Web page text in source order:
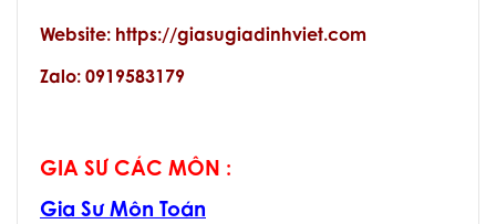
Website: https://giasugiadinhviet.com
Zalo: 0919583179
GIA SƯ CÁC MÔN :
Gia Sư Môn Toán